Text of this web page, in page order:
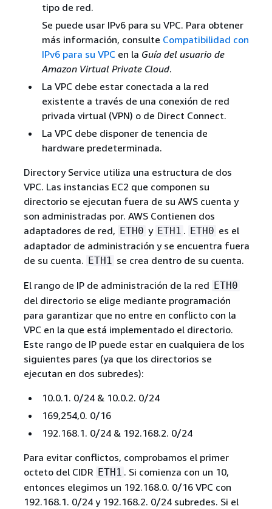
tipo de red.
Se puede usar IPv6 para su VPC. Para obtener
más información, consulte Compatibilidad con
IPv6 para su VPC en la Guía del usuario de
Amazon Virtual Private Cloud.
La VPC debe estar conectada a la red
existente a través de una conexión de red
privada virtual (VPN) o de Direct Connect.
La VPC debe disponer de tenencia de
hardware predeterminada.
Directory Service utiliza una estructura de dos
VPC. Las instancias EC2 que componen su
directorio se ejecutan fuera de su AWS cuenta y
son administradas por. AWS Contienen dos
adaptadores de red, ETH0 y ETH1 . ETH0 es el
adaptador de administración y se encuentra fuera
de su cuenta. ETH1 se crea dentro de su cuenta.
El rango de IP de administración de la red ETH0
del directorio se elige mediante programación
para garantizar que no entre en conflicto con la
VPC en la que está implementado el directorio.
Este rango de IP puede estar en cualquiera de los
siguientes pares (ya que los directorios se
ejecutan en dos subredes):
10.0.1. 0/24 & 10.0.2. 0/24
169,254,0. 0/16
192.168.1. 0/24 & 192.168.2. 0/24
Para evitar conflictos, comprobamos el primer
octeto del CIDR ETH1 . Si comienza con un 10,
entonces elegimos un 192.168.0. 0/16 VPC con
192.168.1. 0/24 y 192.168.2. 0/24 subredes. Si el